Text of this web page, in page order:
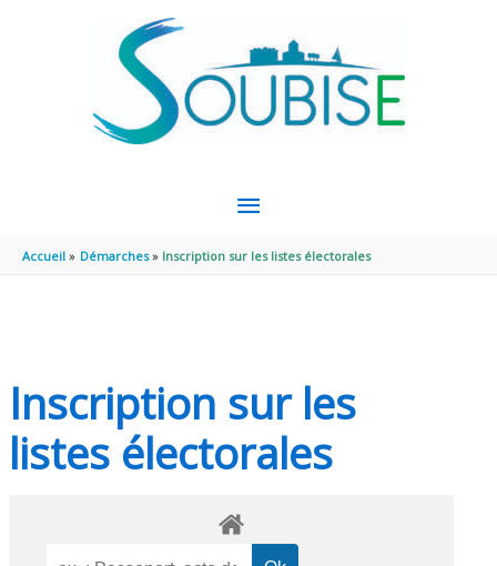
MENU
PRINCIPAL
Accueil Démarches Inscription sur les listes électorales
Inscription sur les
listes électorales